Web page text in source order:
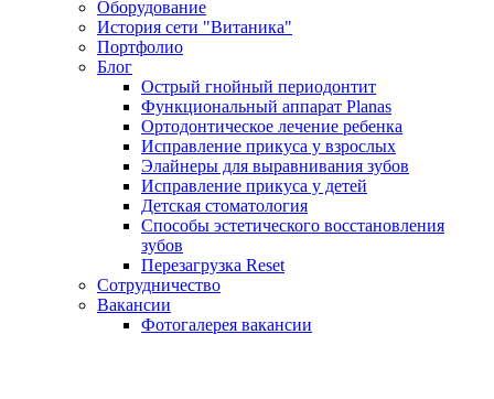
Оборудование
История сети "Витаника"
Портфолио
Блог
Острый гнойный периодонтит
Функциональный аппарат Planas
Ортодонтическое лечение ребенка
Исправление прикуса у взрослых
Элайнеры для выравнивания зубов
Исправление прикуса у детей
Детская стоматология
Способы эстетического восстановления
зубов
Перезагрузка Reset
Сотрудничество
Вакансии
Фотогалерея вакансии